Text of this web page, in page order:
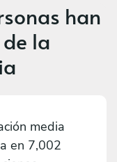
han
la
media
en 7,002